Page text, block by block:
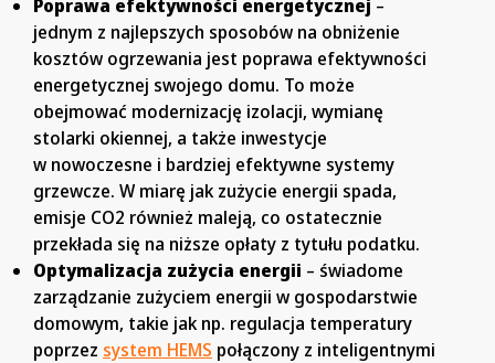
Poprawa efektywności energetycznej –
jednym z najlepszych sposobów na obniżenie
kosztów ogrzewania jest poprawa efektywności
energetycznej swojego domu. To może
obejmować modernizację izolacji, wymianę
stolarki okiennej, a także inwestycje
w nowoczesne i bardziej efektywne systemy
grzewcze. W miarę jak zużycie energii spada,
emisje CO2 również maleją, co ostatecznie
przekłada się na niższe opłaty z tytułu podatku.
Optymalizacja zużycia energii – świadome
zarządzanie zużyciem energii w gospodarstwie
domowym, takie jak np. regulacja temperatury
poprzez system HEMS połączony z inteligentnymi